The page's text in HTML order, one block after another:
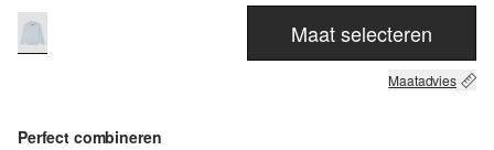
Maat selecteren
Maatadvies
Perfect combineren